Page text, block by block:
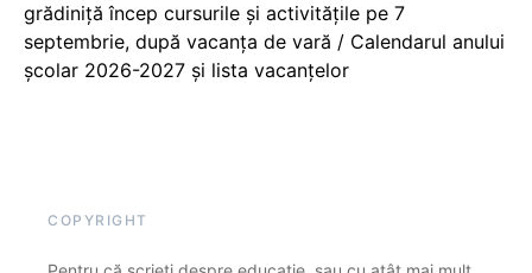
grădiniță încep cursurile și activitățile pe 7
septembrie, după vacanța de vară / Calendarul anului
școlar 2026-2027 și lista vacanțelor
COPYRIGHT